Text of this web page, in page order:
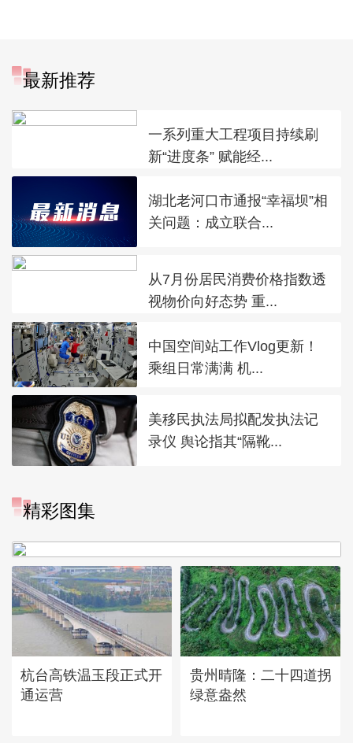
最新推荐
一系列重大工程项目持续刷
新“进度条” 赋能经...
湖北老河口市通报“幸福坝”相
关问题：成立联合...
从7月份居民消费价格指数透
视物价向好态势 重...
中国空间站工作Vlog更新！
乘组日常满满 机...
美移民执法局拟配发执法记
录仪 舆论指其“隔靴...
精彩图集
杭台高铁温玉段正式开
通运营
贵州晴隆：二十四道拐
绿意盎然